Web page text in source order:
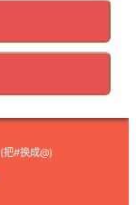
(把#换成@)